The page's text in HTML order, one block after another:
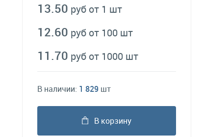
13.50 руб от 1 шт
12.60 руб от 100 шт
11.70 руб от 1000 шт
В наличии: 1 829 шт
В корзину